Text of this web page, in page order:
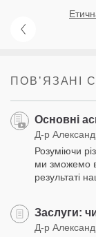
ПОВʼЯЗАНІ
Основні
Д-р
Розуміючи
ми зможемо
результаті
Заслуги:
Д-р